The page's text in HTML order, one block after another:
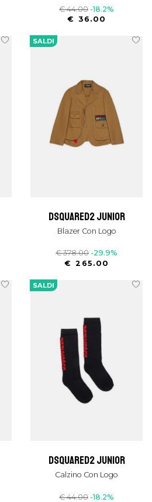
€ 44.00 -18.2%
€ 36.00
SALDI
dsquared2 junior
Blazer Con Logo
€ 378.00 -29.9%
€ 265.00
SALDI
dsquared2 junior
Calzino Con Logo
€ 44.00 -18.2%